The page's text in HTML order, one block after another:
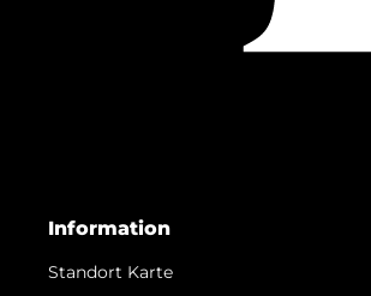
Information
Standort Karte